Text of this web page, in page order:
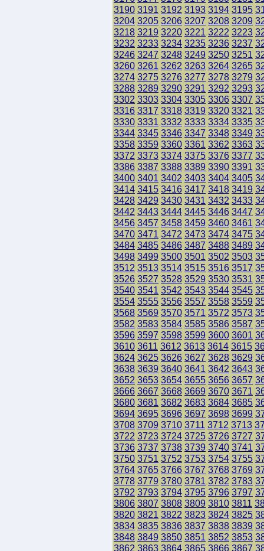
3190 3191 3192 3193 3194 3195
3204 3205 3206 3207 3208 3209
3218 3219 3220 3221 3222 3223
3232 3233 3234 3235 3236 3237
3246 3247 3248 3249 3250 3251
3260 3261 3262 3263 3264 3265
3274 3275 3276 3277 3278 3279
3288 3289 3290 3291 3292 3293
3302 3303 3304 3305 3306 3307
3316 3317 3318 3319 3320 3321
3330 3331 3332 3333 3334 3335
3344 3345 3346 3347 3348 3349
3358 3359 3360 3361 3362 3363
3372 3373 3374 3375 3376 3377
3386 3387 3388 3389 3390 3391
3400 3401 3402 3403 3404 3405
3414 3415 3416 3417 3418 3419
3428 3429 3430 3431 3432 3433
3442 3443 3444 3445 3446 3447
3456 3457 3458 3459 3460 3461
3470 3471 3472 3473 3474 3475
3484 3485 3486 3487 3488 3489
3498 3499 3500 3501 3502 3503
3512 3513 3514 3515 3516 3517
3526 3527 3528 3529 3530 3531
3540 3541 3542 3543 3544 3545
3554 3555 3556 3557 3558 3559
3568 3569 3570 3571 3572 3573
3582 3583 3584 3585 3586 3587
3596 3597 3598 3599 3600 3601
3610 3611 3612 3613 3614 3615
3624 3625 3626 3627 3628 3629
3638 3639 3640 3641 3642 3643
3652 3653 3654 3655 3656 3657
3666 3667 3668 3669 3670 3671
3680 3681 3682 3683 3684 3685
3694 3695 3696 3697 3698 3699
3708 3709 3710 3711 3712 3713
3722 3723 3724 3725 3726 3727
3736 3737 3738 3739 3740 3741
3750 3751 3752 3753 3754 3755
3764 3765 3766 3767 3768 3769
3778 3779 3780 3781 3782 3783
3792 3793 3794 3795 3796 3797
3806 3807 3808 3809 3810 3811
3820 3821 3822 3823 3824 3825
3834 3835 3836 3837 3838 3839
3848 3849 3850 3851 3852 3853
3862 3863 3864 3865 3866 3867